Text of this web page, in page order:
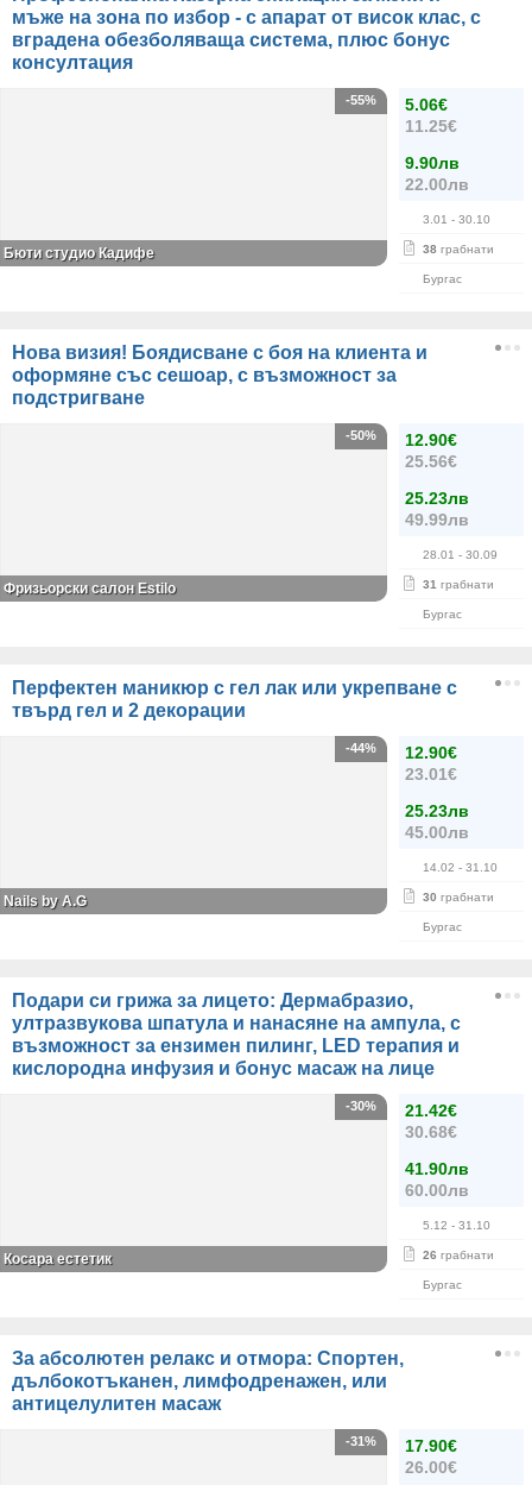
мъже на зона по избор - с апарат от висок клас, с
вградена обезболяваща система, плюс бонус
консултация
5.06€
11.25€
9.90лв
22.00лв
3.01 - 30.10
38 грабнати
Бургас
-55%
Бюти студио Кадифе
Нова визия! Боядисване с боя на клиента и
оформяне със сешоар, с възможност за
подстригване
12.90€
25.56€
25.23лв
49.99лв
28.01 - 30.09
31 грабнати
Бургас
-50%
Фризьорски салон Estilo
Перфектен маникюр с гел лак или укрепване с
твърд гел и 2 декорации
12.90€
23.01€
25.23лв
45.00лв
14.02 - 31.10
30 грабнати
Бургас
-44%
Nails by A.G
Подари си грижа за лицето: Дермабразио,
ултразвукова шпатула и нанасяне на ампула, с
възможност за ензимен пилинг, LED терапия и
кислородна инфузия и бонус масаж на лице
21.42€
30.68€
41.90лв
60.00лв
5.12 - 31.10
26 грабнати
Бургас
-30%
Косара естетик
За абсолютен релакс и отмора: Спортен,
дълбокотъканен, лимфодренажен, или
антицелулитен масаж
17.90€
26.00€
-31%